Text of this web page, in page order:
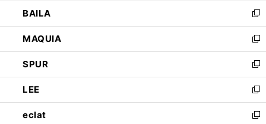
く
ウ
ィ
ン
ド
ウ
で
開
く
し
い
ウ
ィ
ン
ド
ウ
で
開
く
BAILA
新
し
い
ウ
ィ
ン
ド
ウ
で
MAQUIA
新
し
い
ウ
ィ
ン
ド
SPUR
新
し
い
ウ
ィ
LEE
新
し
い
eclat
新